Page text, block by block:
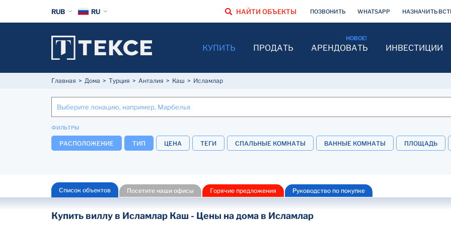
Главная Дома Турция Анталия Каш Исламлар
ФИЛЬТРЫ
РАСПОЛОЖЕНИЕ ТИП ЦЕНА ТЕГИ СПАЛЬНЫЕ КОМНАТЫ ВАННЫЕ КОМНАТЫ ПЛОЩАДЬ
Список объектов Посетите наши офисы Горячие предложения Руководство по покупке
Купить виллу в Исламлар Каш - Цены на дома в Исламлар
RUB RU
КУПИТЬ ПРОДАТЬ АРЕНДОВАТЬ ИНВЕСТИЦИИ
НАЙТИ ОБЪЕКТЫ ПОЗВОНИТЬ WHATSAPP НАЗНАЧИТЬ